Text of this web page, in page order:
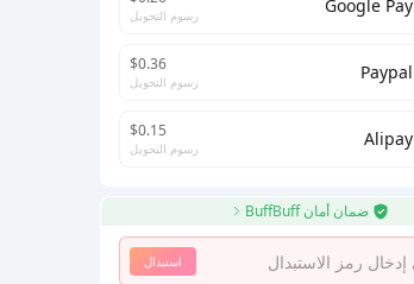
Google Pay رسوم التحويل
Paypal
$0.36
رسوم التحويل
Alipay
$0.15
رسوم التحويل
ضمان أمان BuffBuff
استبدال